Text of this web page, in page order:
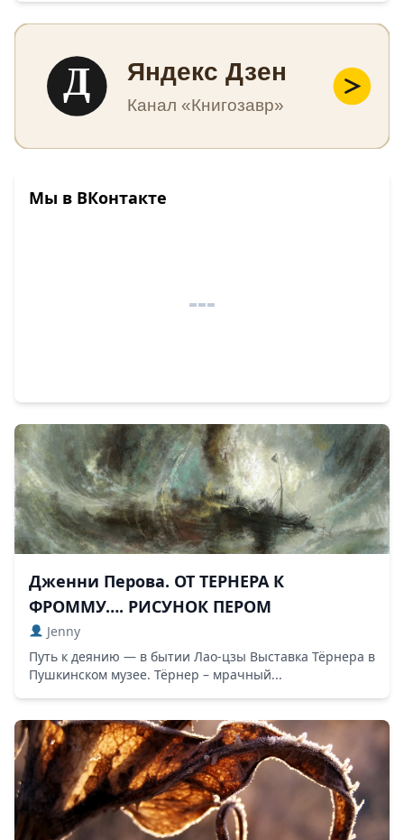
Дженни Перова. ОТ ТЕРНЕРА К
ФРОММУ…. РИСУНОК ПЕРОМ
Jenny
Путь к деянию — в бытии Лао-цзы Выставка Тёрнера в
Пушкинском музее. Тёрнер – мрачный...
Д Яндекс Дзен
Канал «Книгозавр»
Мы в ВКонтакте